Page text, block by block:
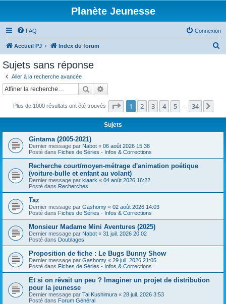
Planète Jeunesse
FAQ Connexion
Accueil PJ Index du forum
c
Sujets sans réponse
Aller à la recherche avancée
Rechercher
Plus de 1000 résultats ont été trouvés Page 1sur34
1 2 3 4 5 34
Sujets
Gintama (2005-2021)
Dernier message par Nabot « 06 août 2026 15:38
Posté dans Fiches de Séries - Infos & Corrections
Recherche court/moyen-métrage d'animation poétique
(voiture-bulle et enfant au volant)
Dernier message par klaark « 04 août 2026 16:22
Posté dans Recherches
Taz
Dernier message par Gashomy « 02 août 2026 14:03
Posté dans Fiches de Séries - Infos & Corrections
Monsieur Madame Mini Aventures (2025)
Dernier message par Nabot « 31 juil. 2026 20:02
Posté dans Doublages
Proposition de fiche : Le Bugs Bunny Show
Dernier message par Gashomy « 29 juil. 2026 21:05
Posté dans Fiches de Séries - Infos & Corrections
Et si on rêvait un peu ? Imaginer un projet de distribution
pour la jeunesse
Dernier message par Tai Kushimura « 28 juil. 2026 3:53
Posté dans Forum Général